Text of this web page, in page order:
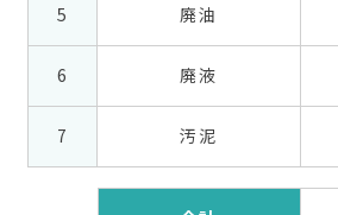
5 廃油
6 廃液
7 汚泥